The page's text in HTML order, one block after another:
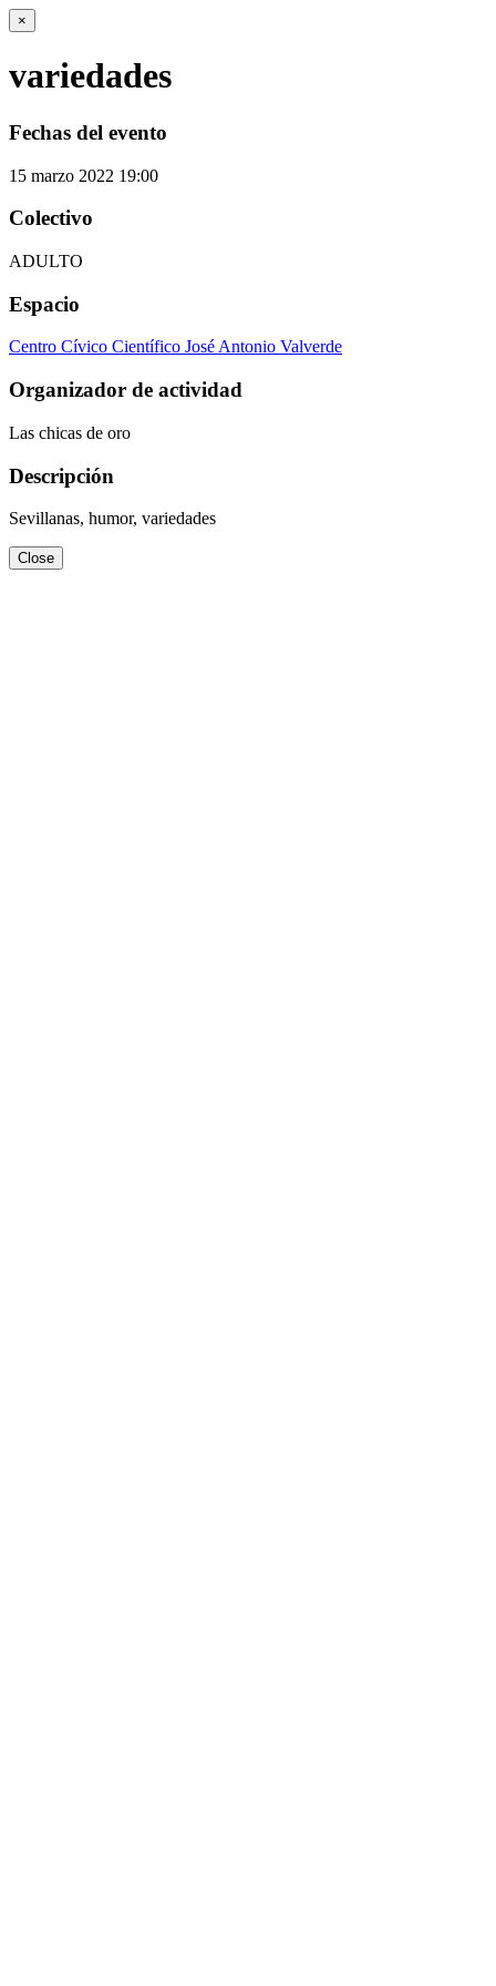
×
variedades
Fechas del evento
15 marzo 2022 19:00
Colectivo
ADULTO
Espacio
Centro Cívico Científico José Antonio Valverde
Organizador de actividad
Las chicas de oro
Descripción
Sevillanas, humor, variedades
Close